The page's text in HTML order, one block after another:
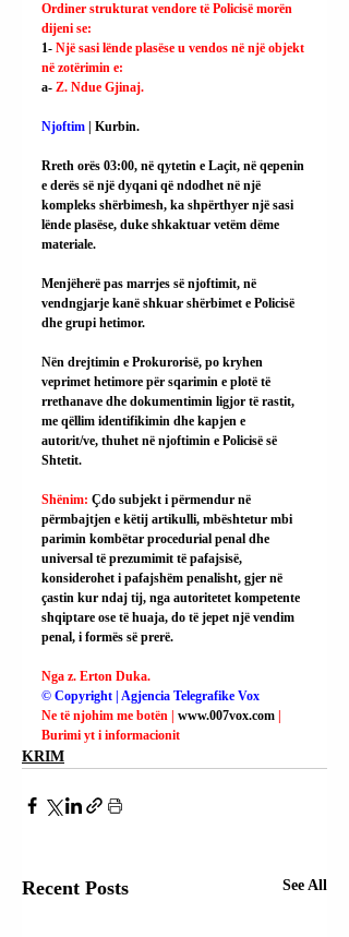
Ordiner strukturat vendore të Policisë morën
dijeni se:
1- Një sasi lënde plasëse u vendos në një objekt
në zotërimin e:
a- Z. Ndue Gjinaj.
Njoftim | Kurbin.
Rreth orës 03:00, në qytetin e Laçit, në qepenin
e derës së një dyqani që ndodhet në një
kompleks shërbimesh, ka shpërthyer një sasi
lënde plasëse, duke shkaktuar vetëm dëme
materiale.
Menjëherë pas marrjes së njoftimit, në
vendngjarje kanë shkuar shërbimet e Policisë
dhe grupi hetimor.
Nën drejtimin e Prokurorisë, po kryhen
veprimet hetimore për sqarimin e plotë të
rrethanave dhe dokumentimin ligjor të rastit,
me qëllim identifikimin dhe kapjen e
autorit/ve, thuhet në njoftimin e Policisë së
Shtetit.
Shënim: Çdo subjekt i përmendur në
përmbajtjen e këtij artikulli, mbështetur mbi
parimin kombëtar procedurial penal dhe
universal të prezumimit të pafajsisë,
konsiderohet i pafajshëm penalisht, gjer në
çastin kur ndaj tij, nga autoritetet kompetente
shqiptare ose të huaja, do të jepet një vendim
penal, i formës së prerë.
Nga z. Erton Duka.
© Copyright | Agjencia Telegrafike Vox
Ne të njohim me botën | www.007vox.com
Burimi yt i informacionit
KRIM
Recent Posts See All